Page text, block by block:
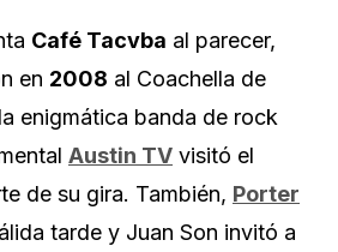
Café Tacvba al parecer,
en 2008 al Coachella de
enigmática banda de rock
Austin TV visitó el
de su gira. También, Porter
tarde y Juan Son invitó a